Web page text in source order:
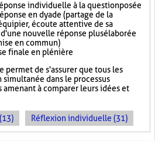
individuelle à la question posée
en dyade (partage de la
écoute attentive de sa
nouvelle réponse plus élaborée
en commun)
finale en plénière
permet de s'assurer que tous les
simultanée dans le processus
amenant à comparer leurs idées et
Réflexion individuelle (31)